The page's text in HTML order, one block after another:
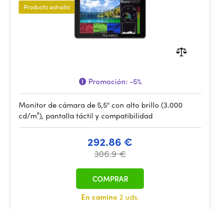
Producto estrella
Promoción: -5%
Monitor de cámara de 5,5" con alto brillo (3.000
cd/m²), pantalla táctil y compatibilidad
292.86 €
306.9 €
En camino 2 uds.
COMPRAR